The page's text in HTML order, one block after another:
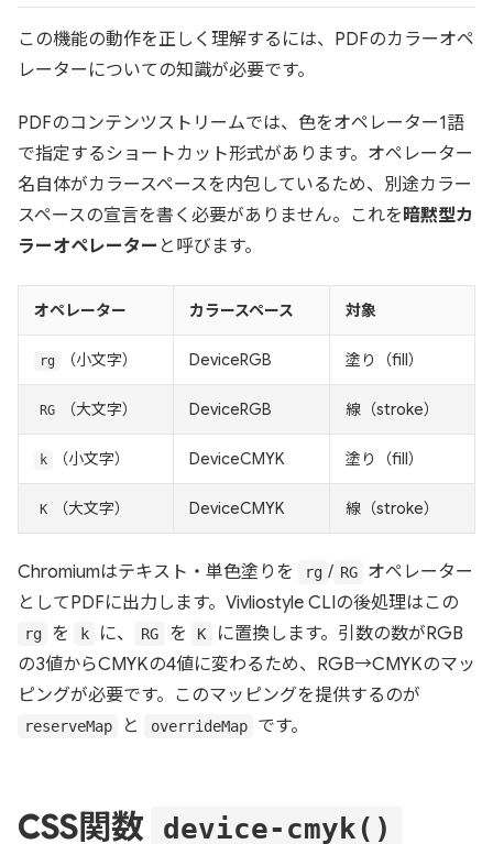
この機能の動作を正しく理解するには、PDFのカラーオペ
レーターについての知識が必要です。
PDFのコンテンツストリームでは、色をオペレーター1語
で指定するショートカット形式があります。オペレーター
名自体がカラースペースを内包しているため、別途カラー
スペースの宣言を書く必要がありません。これを暗黙型カ
ラーオペレーター と呼びます。
オペレーター カラースペース 対象
rg （小文字） DeviceRGB 塗り（fill）
RG （大文字） DeviceRGB 線（stroke）
k （小文字） DeviceCMYK 塗り（fill）
K （大文字） DeviceCMYK 線（stroke）
Chromiumはテキスト・単色塗りを rg / RG
オペレーター
としてPDFに出力します。Vivliostyle CLIの後処理はこの
rg を k に、 RG を K
に置換します。引数の数がRGB
の3値からCMYKの4値に変わるため、RGB→CMYKのマッ
ピングが必要です。このマッピングを提供するのが
reserveMap と overrideMap です。
CSS関数 device-cmyk()